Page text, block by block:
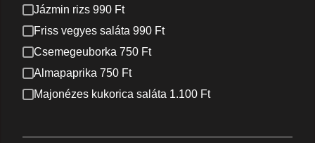
Jázmin rizs 990 Ft
Friss vegyes saláta 990 Ft
Csemegeuborka 750 Ft
Almapaprika 750 Ft
Majonézes kukorica saláta 1.100 Ft